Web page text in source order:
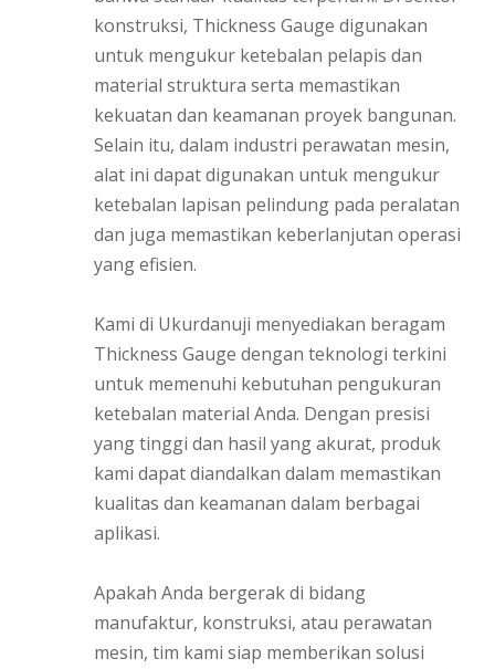
konstruksi, Thickness Gauge digunakan
untuk mengukur ketebalan pelapis dan
material struktura serta memastikan
kekuatan dan keamanan proyek bangunan.
Selain itu, dalam industri perawatan mesin,
alat ini dapat digunakan untuk mengukur
ketebalan lapisan pelindung pada peralatan
dan juga memastikan keberlanjutan operasi
yang efisien.
Kami di Ukurdanuji menyediakan beragam
Thickness Gauge dengan teknologi terkini
untuk memenuhi kebutuhan pengukuran
ketebalan material Anda. Dengan presisi
yang tinggi dan hasil yang akurat, produk
kami dapat diandalkan dalam memastikan
kualitas dan keamanan dalam berbagai
aplikasi.
Apakah Anda bergerak di bidang
manufaktur, konstruksi, atau perawatan
mesin, tim kami siap memberikan solusi